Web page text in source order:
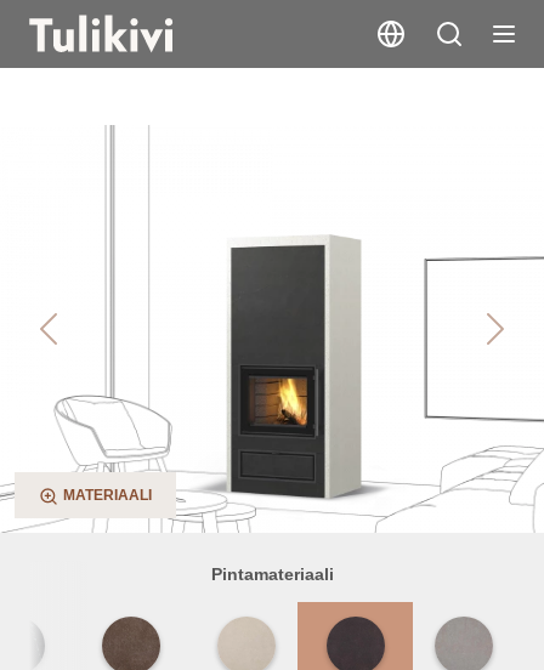
Previous Next
MATERIAALI
Pintamateriaali